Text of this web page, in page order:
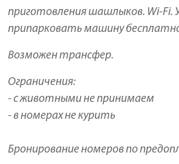
приготовления шашлыков. Wi-Fi.
припарковать машину
Возможен трансфер.
Ограничения:
- с животными не принимаем
- в номерах не курить
Бронирование номеров по